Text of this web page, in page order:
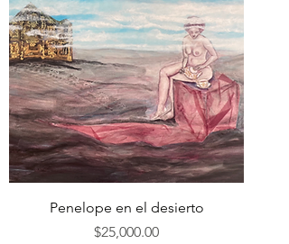
Penelope en el desierto
Precio
$25,000.00